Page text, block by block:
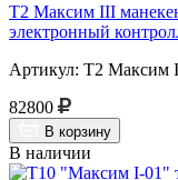
Т2 Максим III
электронный
Артикул: Т2 Максим
82800
В корзину
В наличии